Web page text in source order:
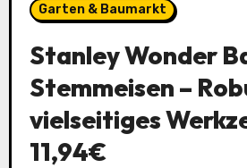
Garten & Baumarkt
Stanley Wonder
Stemmeisen –
vielseitiges
11,94€